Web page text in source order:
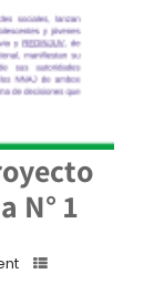
N° 1